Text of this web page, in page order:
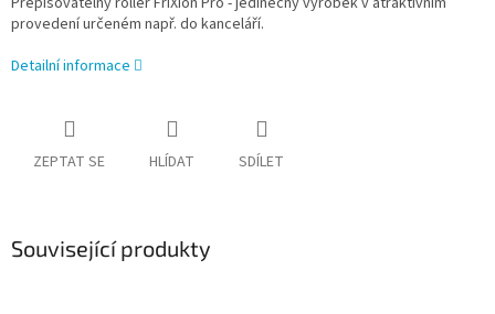
provedení určeném např. do kanceláří.
Detailní informace
ZEPTAT SE HLÍDAT SDÍLET
Související produkty